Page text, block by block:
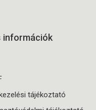
információk
tájékoztató